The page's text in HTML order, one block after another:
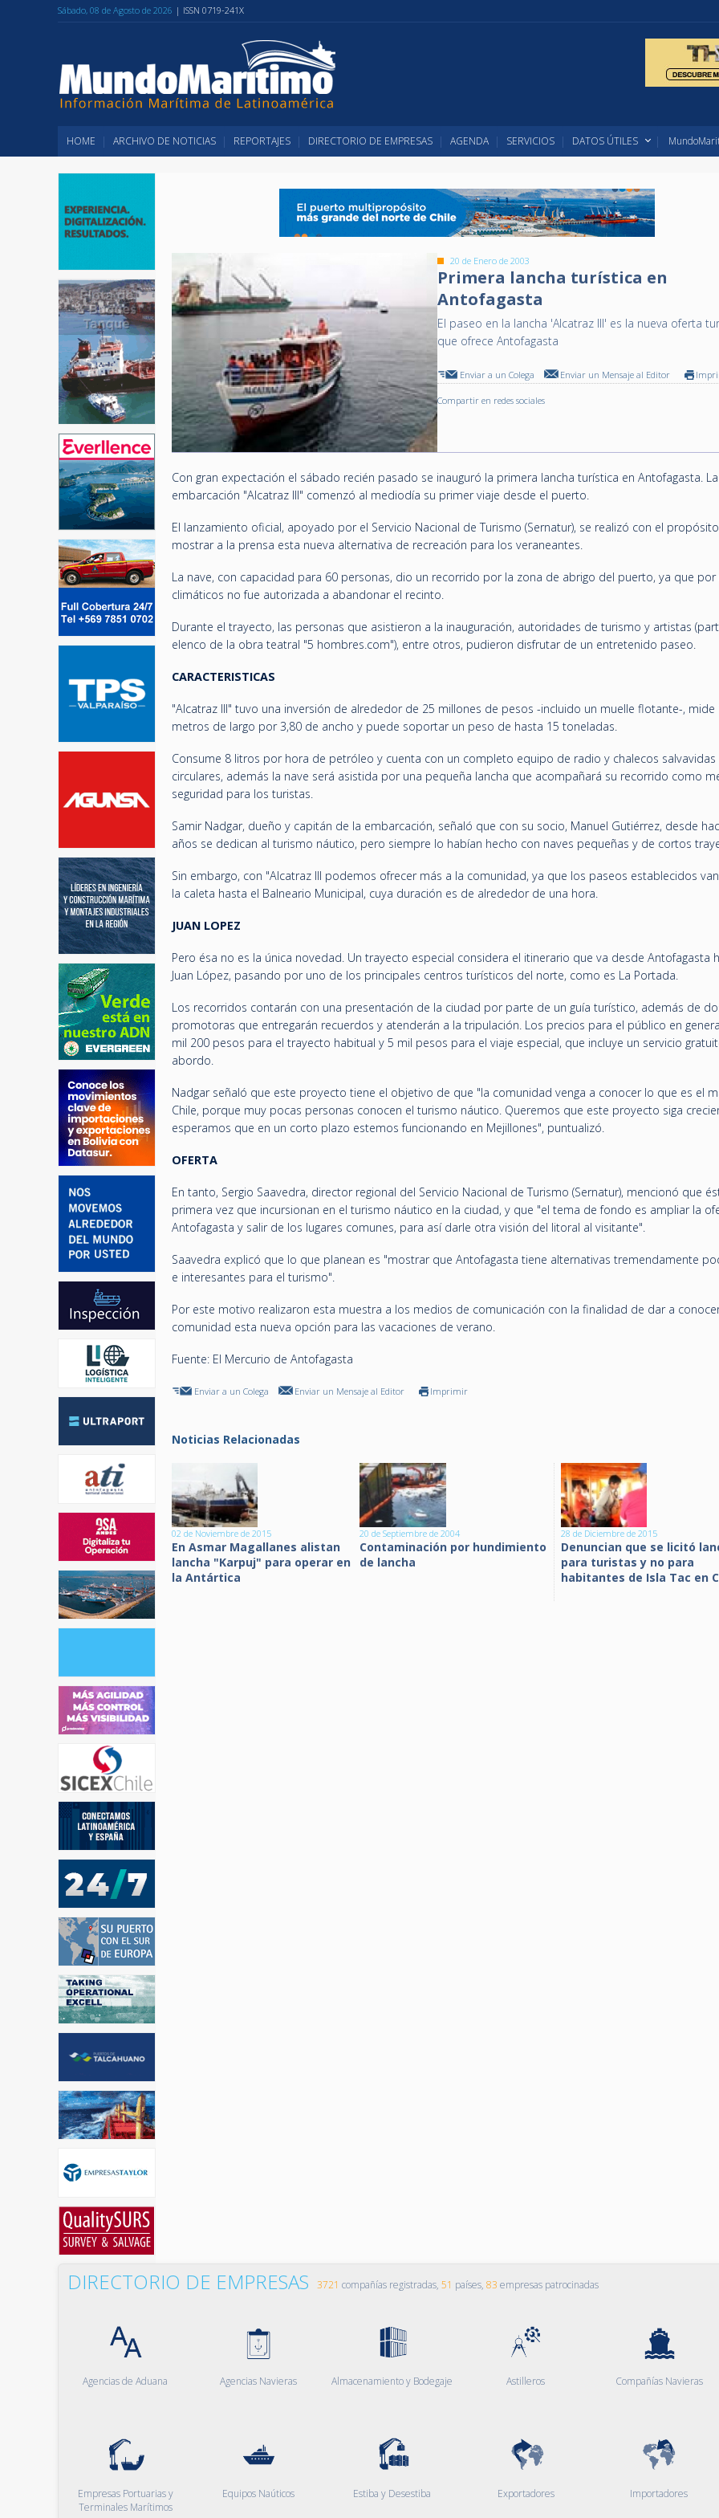
Sábado, 08 de Agosto de 2026 | ISSN 0719-241X
HOME ARCHIVO DE NOTICIAS REPORTAJES DIRECTORIO DE EMPRESAS AGENDA SERVICIOS DATOS ÚTILES
20 de Enero de 2003
Primera lancha turística en
Antofagasta
El paseo en la lancha 'Alcatraz III' es la nueva oferta
que ofrece Antofagasta
Enviar a un Colega Enviar un Mensaje al Editor
Compartir en redes sociales
Con gran expectación el sábado recién pasado se inauguró la primera lancha turística en Antofagasta. La
embarcación "Alcatraz III" comenzó al mediodía su primer viaje desde el puerto.
El lanzamiento oficial, apoyado por el Servicio Nacional de Turismo (Sernatur), se realizó con el
mostrar a la prensa esta nueva alternativa de recreación para los veraneantes.
La nave, con capacidad para 60 personas, dio un recorrido por la zona de abrigo del puerto, ya que
climáticos no fue autorizada a abandonar el recinto.
Durante el trayecto, las personas que asistieron a la inauguración, autoridades de turismo y artistas
elenco de la obra teatral "5 hombres.com"), entre otros, pudieron disfrutar de un entretenido paseo.
CARACTERISTICAS
"Alcatraz III" tuvo una inversión de alrededor de 25 millones de pesos -incluido un muelle flotante-, mide
metros de largo por 3,80 de ancho y puede soportar un peso de hasta 15 toneladas.
Consume 8 litros por hora de petróleo y cuenta con un completo equipo de radio y chalecos salvavidas
circulares, además la nave será asistida por una pequeña lancha que acompañará su recorrido como
seguridad para los turistas.
Samir Nadgar, dueño y capitán de la embarcación, señaló que con su socio, Manuel Gutiérrez, desde
años se dedican al turismo náutico, pero siempre lo habían hecho con naves pequeñas y de cortos
Sin embargo, con "Alcatraz III podemos ofrecer más a la comunidad, ya que los paseos establecidos
la caleta hasta el Balneario Municipal, cuya duración es de alrededor de una hora.
JUAN LOPEZ
Pero ésa no es la única novedad. Un trayecto especial considera el itinerario que va desde Antofagasta
Juan López, pasando por uno de los principales centros turísticos del norte, como es La Portada.
Los recorridos contarán con una presentación de la ciudad por parte de un guía turístico, además de
promotoras que entregarán recuerdos y atenderán a la tripulación. Los precios para el público en
mil 200 pesos para el trayecto habitual y 5 mil pesos para el viaje especial, que incluye un servicio
abordo.
Nadgar señaló que este proyecto tiene el objetivo de que "la comunidad venga a conocer lo que es el
Chile, porque muy pocas personas conocen el turismo náutico. Queremos que este proyecto siga
esperamos que en un corto plazo estemos funcionando en Mejillones", puntualizó.
OFERTA
En tanto, Sergio Saavedra, director regional del Servicio Nacional de Turismo (Sernatur), mencionó que
primera vez que incursionan en el turismo náutico en la ciudad, y que "el tema de fondo es ampliar la
Antofagasta y salir de los lugares comunes, para así darle otra visión del litoral al visitante".
Saavedra explicó que lo que planean es "mostrar que Antofagasta tiene alternativas tremendamente
e interesantes para el turismo".
Por este motivo realizaron esta muestra a los medios de comunicación con la finalidad de dar a
comunidad esta nueva opción para las vacaciones de verano.
Fuente: El Mercurio de Antofagasta
Enviar a un Colega Enviar un Mensaje al Editor Imprimir
Noticias Relacionadas
02 de Noviembre de 2015
En Asmar Magallanes alistan
lancha "Karpuj" para operar en
la Antártica
20 de Septiembre de 2004
Contaminación por hundimiento
de lancha
28 de Diciembre de 2015
Denuncian que se licitó
para turistas y no para
habitantes de Isla Tac en
DIRECTORIO DE EMPRESAS 3721 compañías registradas, 51 países, 83 empresas patrocinadas
Agencias de Aduana Agencias Navieras Almacenamiento y Bodegaje Astilleros Compañías Navieras
Empresas Portuarias y
Terminales Marítimos
Equipos Naúticos Estiba y Desestiba Exportadores Importadores